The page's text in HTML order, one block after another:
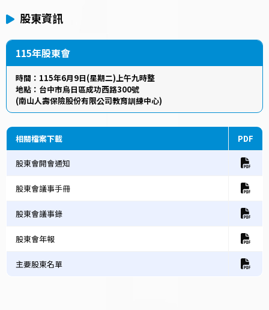
股東資訊
115年股東會
時間：115年6月9日(星期二)上午九時整
地點：台中市烏日區成功西路300號
(南山人壽保險股份有限公司教育訓練中心)
相關檔案下載 PDF
股東會開會通知
股東會議事手冊
股東會議事錄
股東會年報
主要股東名單